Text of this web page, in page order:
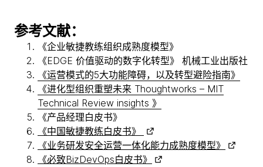
参考文献：
《企业敏捷教练组织成熟度模型》
《EDGE 价值驱动的数字化转型》 机械工业出版社
《运营模式的5大功能障碍，以及转型避险指南》
《进化型组织重塑未来 Thoughtworks – MIT
Technical Review insights 》
《产品经理白皮书》
《中国敏捷教练白皮书》
《业务研发安全运营一体化能力成熟度模型》
《必致BizDevOps白皮书》